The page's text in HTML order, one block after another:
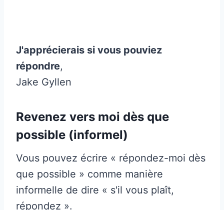
J'apprécierais si vous pouviez
répondre,
Jake Gyllen
Revenez vers moi dès que
possible (informel)
Vous pouvez écrire « répondez-moi dès
que possible » comme manière
informelle de dire « s'il vous plaît,
répondez ».